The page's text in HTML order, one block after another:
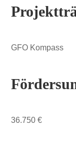
GFO Kompass
36.750 €